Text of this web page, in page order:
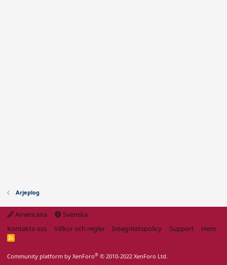
Arjeplog
Americana
Svenska
Kontakta oss
Villkor och regler Integritetspolicy Support Hem
R
Community platform by XenForo® © 2010-2022 XenForo Ltd.